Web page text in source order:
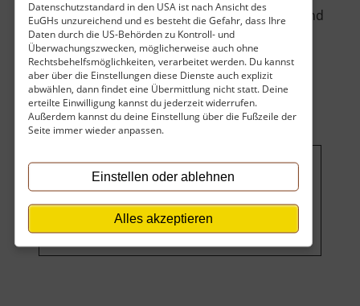
Datenschutzstandard in den USA ist nach Ansicht des
EuGHs unzureichend und es besteht die Gefahr, dass Ihre
Daten durch die US-Behörden zu Kontroll- und
Überwachungszwecken, möglicherweise auch ohne
Rechtsbehelfsmöglichkeiten, verarbeitet werden. Du kannst
aber über die Einstellungen diese Dienste auch explizit
abwählen, dann findet eine Übermittlung nicht statt. Deine
erteilte Einwilligung kannst du jederzeit widerrufen.
Außerdem kannst du deine Einstellung über die Fußzeile der
Seite immer wieder anpassen.
Einstellen oder ablehnen
Alles akzeptieren
Pavillons, einen wunderschönen alten Wald und
interessante Monumente und Dekorationen.
Erricht.. »weiterlesenüber
Stadtpark
Chomutov
Um dieses Projekt zu finanzieren,
wird hier Werbung eingeblendet.
Cookie-Einstellungen ändern